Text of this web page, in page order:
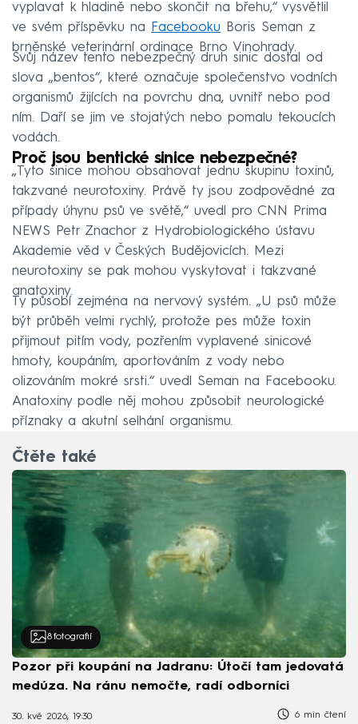
vyplavat k hladině nebo skončit na břehu,“ vysvětlil
ve svém příspěvku na
Facebooku Boris Seman z
brněnské veterinární ordinace Brno Vinohrady.
Svůj název tento nebezpečný druh sinic dostal od
slova „bentos“, které označuje společenstvo vodních
organismů žijících na povrchu dna, uvnitř nebo pod
ním. Daří se jim ve stojatých nebo pomalu tekoucích
vodách.
Proč jsou bentické sinice nebezpečné?
„Tyto sinice mohou obsahovat jednu skupinu toxinů,
takzvané neurotoxiny. Právě ty jsou zodpovědné za
případy úhynu psů ve světě,“ uvedl pro CNN Prima
NEWS Petr Znachor z Hydrobiologického ústavu
Akademie věd v Českých Budějovicích. Mezi
neurotoxiny se pak mohou vyskytovat i takzvané
anatoxiny.
Ty působí zejména na nervový systém. „U psů může
být průběh velmi rychlý, protože pes může toxin
přijmout pitím vody, pozřením vyplavené sinicové
hmoty, koupáním, aportováním z vody nebo
olizováním mokré srsti.“ uvedl Seman na Facebooku.
Anatoxiny podle něj mohou způsobit neurologické
příznaky a akutní selhání organismu.
Čtěte také
8 fotografií
Pozor při koupání na Jadranu: Útočí tam jedovatá
medúza. Na ránu nemočte, radí odborníci
30. kvě 2026, 19:30 6 min čtení